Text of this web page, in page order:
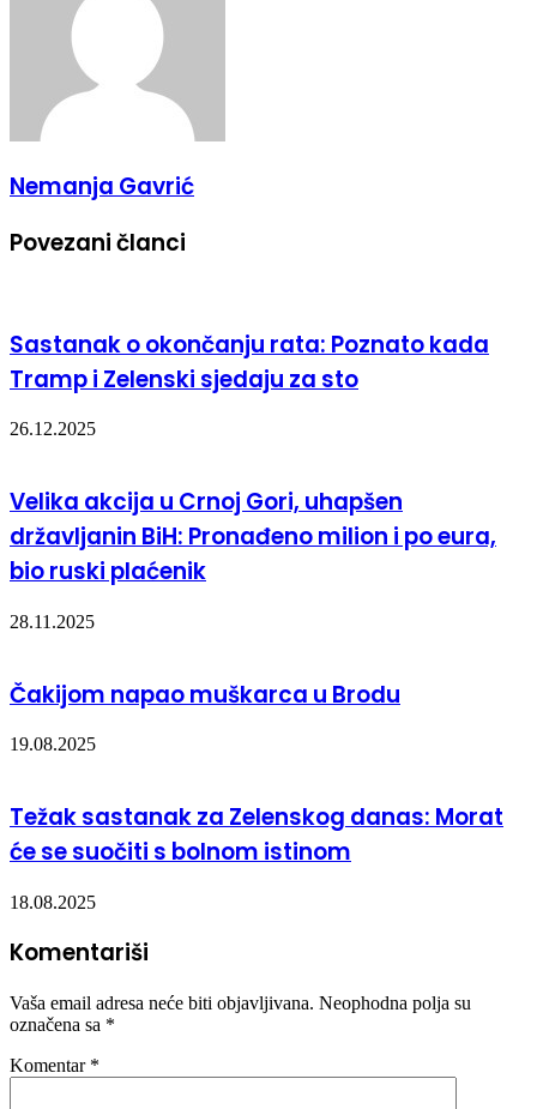
Nemanja Gavrić
Povezani članci
Sastanak o okončanju rata: Poznato kada
Tramp i Zelenski sjedaju za sto
26.12.2025
Velika akcija u Crnoj Gori, uhapšen
državljanin BiH: Pronađeno milion i po eura,
bio ruski plaćenik
28.11.2025
Čakijom napao muškarca u Brodu
19.08.2025
Težak sastanak za Zelenskog danas: Morat
će se suočiti s bolnom istinom
18.08.2025
Komentariši
Vaša email adresa neće biti objavljivana. Neophodna polja su
označena sa *
Komentar *